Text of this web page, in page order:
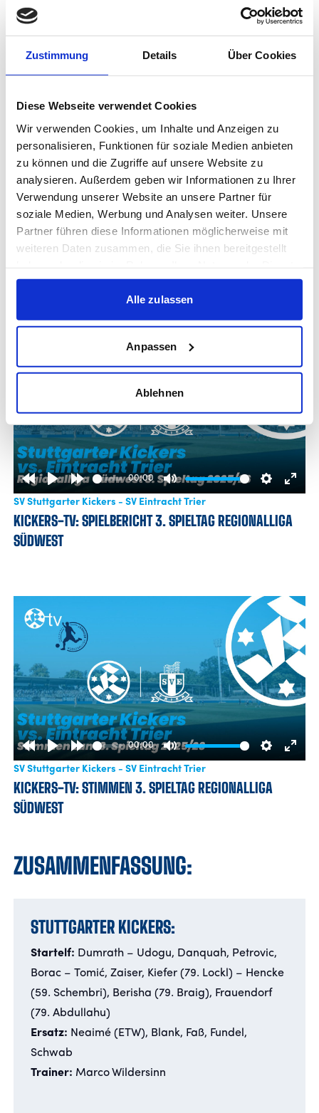
Zustimmung Details Über Cookies
Diese Webseite verwendet Cookies
Wir verwenden Cookies, um Inhalte und Anzeigen zu
personalisieren, Funktionen für soziale Medien anbieten
zu können und die Zugriffe auf unsere Website zu
analysieren. Außerdem geben wir Informationen zu Ihrer
Verwendung unserer Website an unsere Partner für
soziale Medien, Werbung und Analysen weiter. Unsere
Partner führen diese Informationen möglicherweise mit
weiteren Daten zusammen, die Sie ihnen bereitgestellt
gesammelt haben.
Alle zulassen
Anpassen
Ablehnen
Stadtduell empfängt der Verbandsligist TSV Weilimdorf
die Blauen. Laut Rahmenspielplan ist die Begegnung für
den 3. September vorgesehen. Weitere Informationen
Fotos: Baumann
KICKERS-TV: SPIELBERICHT UND DIE
STIMMEN ZUM SPIEL
Hier gehts zum Kickers-TV YouTube-Kanal
Rewind
10s
PlayForward
10s
00:00
Mute Settings
Enter
SV Stuttgarter Kickers - SV Eintracht Trier
KICKERS-TV: SPIELBERICHT 3. SPIELTAG REGIONALLIGA
SÜDWEST
Rewind
10s
PlayForward
10s
00:00
Mute Settings
Enter
SV Stuttgarter Kickers - SV Eintracht Trier
KICKERS-TV: STIMMEN 3. SPIELTAG REGIONALLIGA
SÜDWEST
ZUSAMMENFASSUNG:
STUTTGARTER KICKERS:
Startelf: Dumrath – Udogu, Danquah, Petrovic,
Borac – Tomić, Zaiser, Kiefer (79. Lockl) – Hencke
(59. Schembri), Berisha (79. Braig), Frauendorf
(79. Abdullahu)
Ersatz: Neaimé (ETW), Blank, Faß, Fundel,
Schwab
Trainer: Marco Wildersinn